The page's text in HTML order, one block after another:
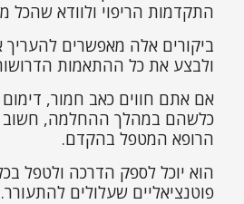
התקדמות הריפוי ולוודא שהכל
ביקורים אלה מאפשרים
ולבצע את כל ההתאמות
אם אתם חווים כאב חמור,
כלשהם במהלך ההחלמה, חשוב
הרופא המטפל בהקדם.
הוא יוכל לספק הדרכה ולטפל
פוטנציאליים שעלולים להתעורר.